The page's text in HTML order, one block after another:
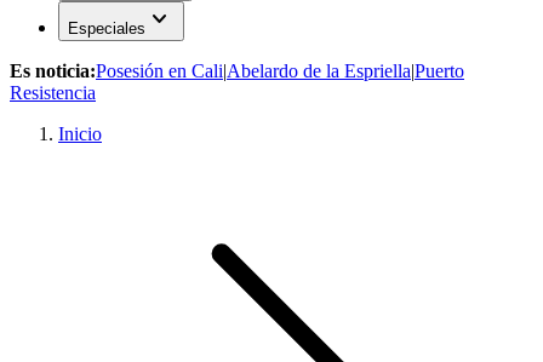
Especiales expand_more
Es noticia:Posesión en Cali|Abelardo de la Espriella|Puerto
Resistencia
Inicio